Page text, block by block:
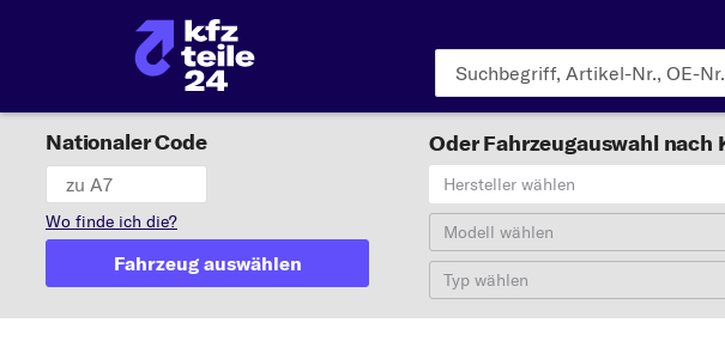
Nationaler Code
Wo finde ich die?
Fahrzeug auswählen
Oder Fahrzeugauswahl nach
Hersteller wählen
Modell wählen
Typ wählen